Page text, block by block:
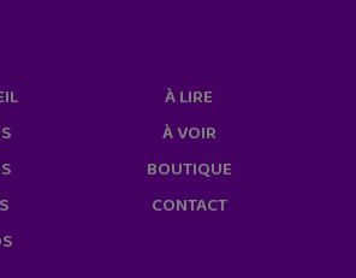
À LIRE
À VOIR
BOUTIQUE
CONTACT